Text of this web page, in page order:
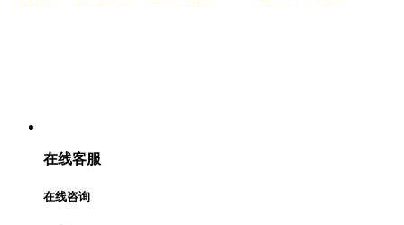
在线客服
在线咨询